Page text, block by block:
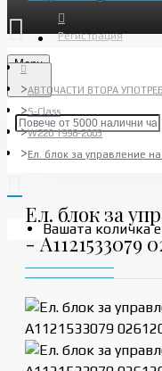
Регистрация
Menu
Вашата количка
АВТОЧАСТИ ВТОРА
S-Class
W220 1998-2005
Ел. блок за управление на
Ел. блок за
- A1121533079